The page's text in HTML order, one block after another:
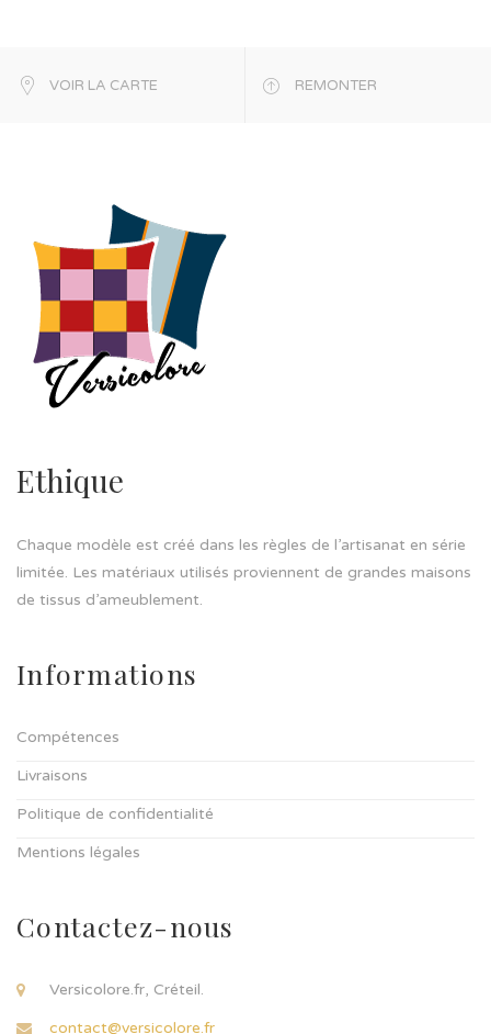
VOIR LA CARTE REMONTER
Ethique
Chaque modèle est créé dans les règles de l’artisanat en série
limitée. Les matériaux utilisés proviennent de grandes maisons
de tissus d’ameublement.
Informations
Compétences
Livraisons
Politique de confidentialité
Mentions légales
Contactez-nous
Versicolore.fr, Créteil.
contact@versicolore.fr